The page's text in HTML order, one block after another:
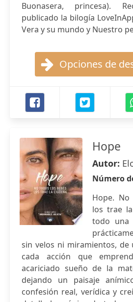
Buonasera, princesa).
publicado la bilogía
Vera y su mundo y Nuestro
Opciones de
Hope
Autor:
Número
Hope.
los trae
todo una
sin velos ni miramientos, de
cada acción que
acariciado sueño de la
dejando un paisaje
confesión real, verídica y